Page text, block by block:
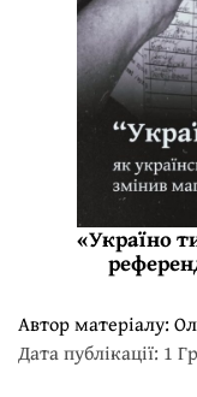
«Україно
Автор матеріалу:
Дата публікації: 1